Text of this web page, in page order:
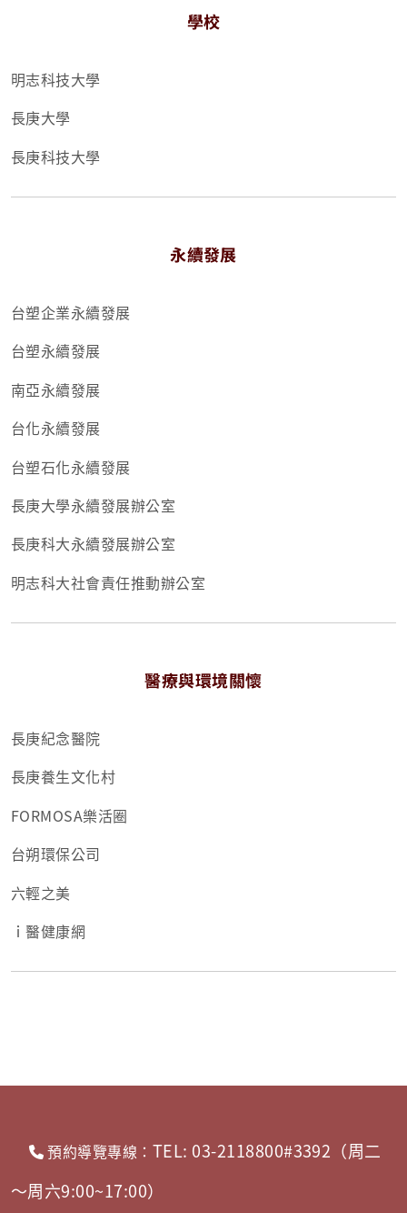
學校
明志科技大學
長庚大學
長庚科技大學
永續發展
台塑企業永續發展
台塑永續發展
南亞永續發展
台化永續發展
台塑石化永續發展
長庚大學永續發展辦公室
長庚科大永續發展辦公室
明志科大社會責任推動辦公室
醫療與環境關懷
長庚紀念醫院
長庚養生文化村
FORMOSA樂活圈
台朔環保公司
六輕之美
ｉ醫健康網
預約導覽專線： TEL: 03-2118800#3392（周二
～周六9:00~17:00）